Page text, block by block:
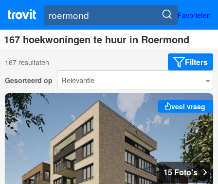
Favorieten
167 hoekwoningen te huur in Roermond
167 resultaten Filters
Gesorteerd op
veel vraag
15 Foto's